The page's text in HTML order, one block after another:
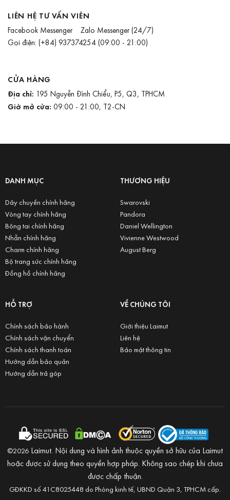
LIÊN HỆ TƯ VẤN VIÊN
Facebook Messenger Zalo Messenger(24/7)
Gọi điện: (+84) 937374254(09:00 - 21:00)
CỬA HÀNG
Địa chỉ: 195 Nguyễn Đình Chiểu, P5, Q3, TPHCM
Giờ mở cửa: 09:00 - 21:00, T2-CN
DANH MỤC
Dây chuyền chính hãng
Vòng tay chính hãng
Bông tai chính hãng
Nhẫn chính hãng
Charm chính hãng
Bộ trang sức chính hãng
Đồng hồ chính hãng
THƯƠNG HIỆU
Swarovski
Pandora
Daniel Wellington
Vivienne Westwood
August Berg
HỖ TRỢ
Chính sách bảo hành
Chính sách vận chuyển
Chính sách thanh toán
Hướng dẫn bảo quản
Hướng dẫn trả góp
VỀ CHÚNG TÔI
Giới thiệu Laimut
Liên hệ
Bảo mật thông tin
©2026 Laimut. Nội dung và hình ảnh thuộc quyền sở hữu của Laimut
hoặc được sử dụng theo quyền hợp pháp. Không sao chép khi chưa
được chấp thuận.
GĐKKD số 41C8025448 do Phòng kinh tế, UBND Quận 3, TPHCM cấp.